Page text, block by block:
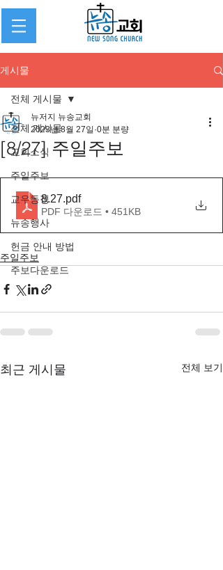
게시물
전체 게시물
교회소식
주일주보
교우동정
뉴송행사
헌금 안내 방법
주보다운로드
전체 게시물
[8/27] 주일주보
뉴저지 뉴송교회
2023년 8월 27일 0분 분량
8.27.pdf
PDF 다운로드 • 451KB
주일주보
최근 게시물 전체 보기